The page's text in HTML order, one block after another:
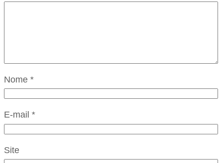
Nome *
E-mail *
Site